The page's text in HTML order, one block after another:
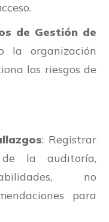
de Gestión de
la organización
los riesgos de
: Registrar
la auditoría,
no
para